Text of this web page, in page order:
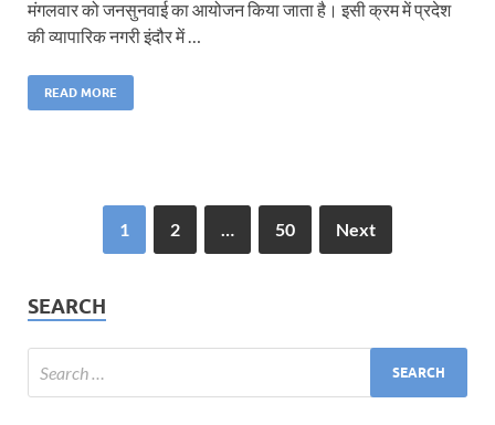
मंगलवार को जनसुनवाई का आयोजन किया जाता है। इसी क्रम में प्रदेश
की व्यापारिक नगरी इंदौर में …
READ MORE
1 2 … 50 Next
SEARCH